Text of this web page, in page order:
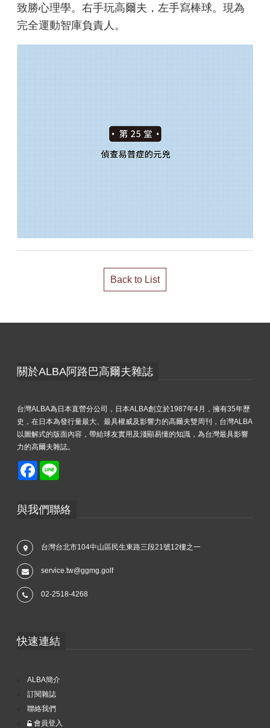
致勝心理學。右手玩高爾夫，左手寫棒球。現為
完全運動智庫負責人。
Back to List
關於ALBA阿路巴高爾夫雜誌
台灣ALBA為日本直營分公司，日本ALBA創立於1987年4月，擁有35年歷
史，在日本為發行量最大、最具權威及影響力的高爾夫雙周刊，台灣ALBA
以圖解式的版面內容，帶給球友實用及淺顯易懂的知識，為台灣最具影響
力的高爾夫雜誌。
Facebook
與我們聯絡
台灣台北市104中山區民生東路三段21號12樓之一
service.tw@ggmg.golf
02-2518-4268
快速連結
ALBA簡介
訂閱雜誌
聯絡我們
會員登入